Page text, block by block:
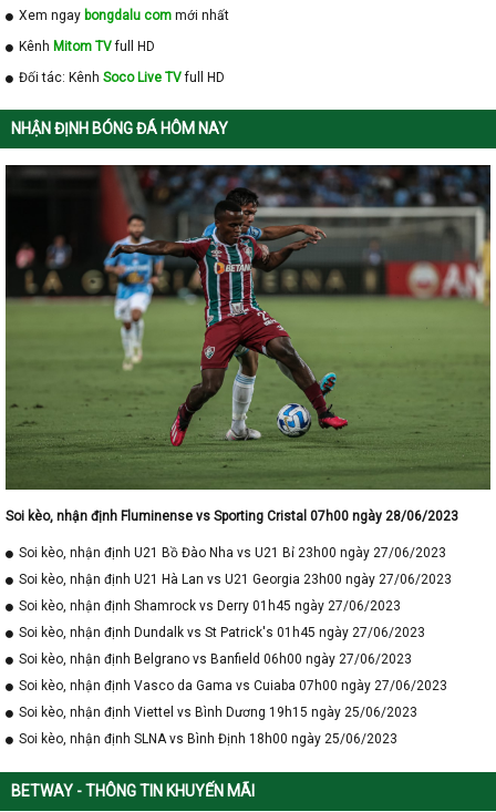
Xem ngay bongdalu com mới nhất
Kênh Mitom TVfull HD
Đối tác: Kênh Soco Live TVfull HD
NHẬN ĐỊNH BÓNG ĐÁ HÔM NAY
Soi kèo, nhận định Fluminense vs Sporting Cristal 07h00 ngày 28/06/2023
Soi kèo, nhận định U21 Bồ Đào Nha vs U21 Bỉ 23h00 ngày 27/06/2023
Soi kèo, nhận định U21 Hà Lan vs U21 Georgia 23h00 ngày 27/06/2023
Soi kèo, nhận định Shamrock vs Derry 01h45 ngày 27/06/2023
Soi kèo, nhận định Dundalk vs St Patrick's 01h45 ngày 27/06/2023
Soi kèo, nhận định Belgrano vs Banfield 06h00 ngày 27/06/2023
Soi kèo, nhận định Vasco da Gama vs Cuiaba 07h00 ngày 27/06/2023
Soi kèo, nhận định Viettel vs Bình Dương 19h15 ngày 25/06/2023
Soi kèo, nhận định SLNA vs Bình Định 18h00 ngày 25/06/2023
BETWAY - THÔNG TIN KHUYẾN MÃI